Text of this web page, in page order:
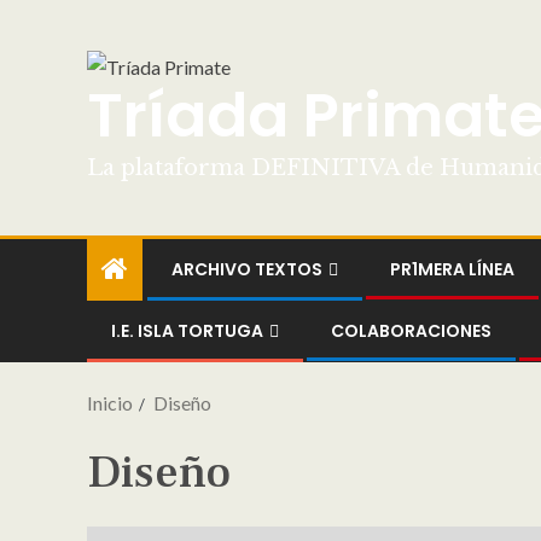
Tríada
La plataforma DEFINITIVA de
ARCHIVO TEXTOS PR1MERA LÍNEA
I.E. ISLA TORTUGA COLABORACIONES
Inicio Diseño
Diseño